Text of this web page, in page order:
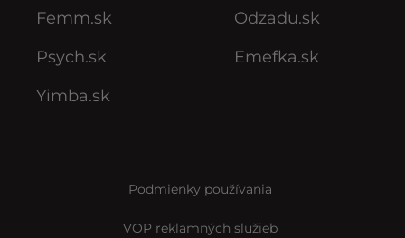
Femm.sk
Psych.sk
Yimba.sk
Odzadu.sk
Emefka.sk
Podmienky používania
VOP reklamných služieb